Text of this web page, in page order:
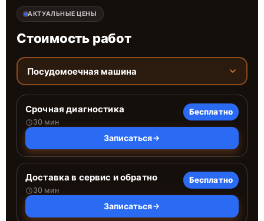
АКТУАЛЬНЫЕ ЦЕНЫ
Стоимость работ
Посудомоечная машина
Срочная диагностика
30 мин
Бесплатно
Записаться
Доставка в сервис и обратно
30 мин
Бесплатно
Записаться